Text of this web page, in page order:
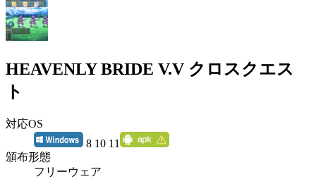
HEAVENLY BRIDE V.V クロスクエス
ト
対応OS
8 10 11
頒布形態
フリーウェア